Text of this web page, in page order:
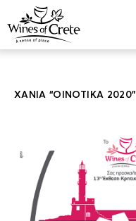
XANIA “ΟΙΝΟΤΙΚΆ 2020”